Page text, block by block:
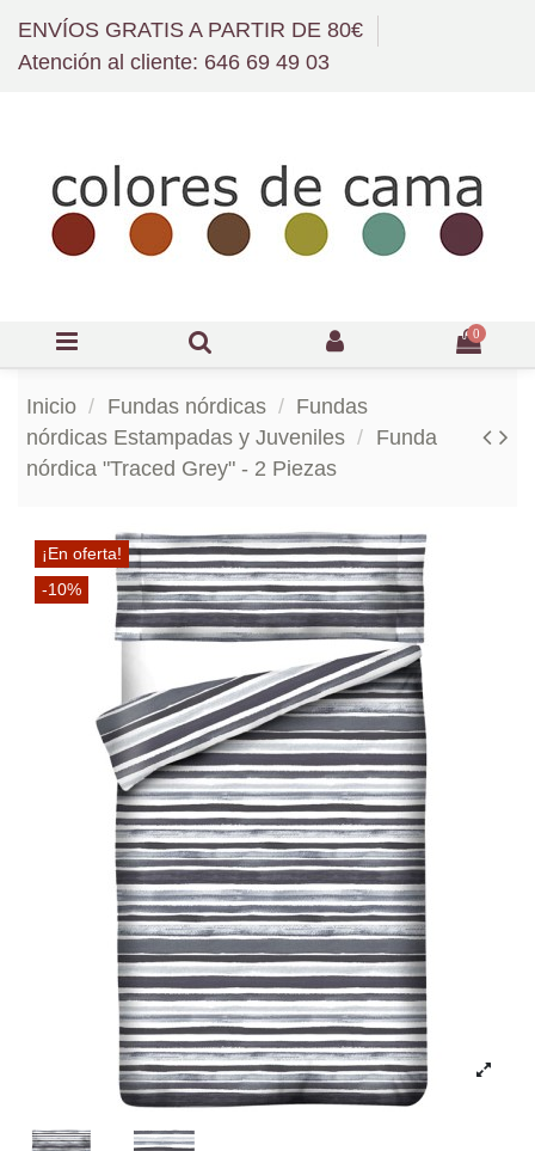
ENVÍOS GRATIS A PARTIR DE 80€
Atención al cliente: 646 69 49 03
0
Inicio Fundas nórdicas
Fundas
nórdicas Estampadas y Juveniles
Funda
nórdica "Traced Grey" - 2 Piezas
¡En oferta!
-10%